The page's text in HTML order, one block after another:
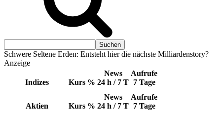
Schwere Seltene Erden: Entsteht hier die nächste Milliardenstory?
Anzeige
Indizes Kurs %
News
24 h / 7 T
Aufrufe
7 Tage
Aktien Kurs %
News
24 h / 7 T
Aufrufe
7 Tage